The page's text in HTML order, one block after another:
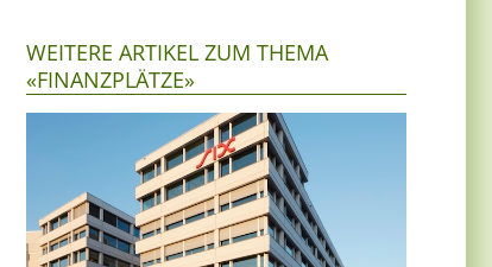
WEITERE ARTIKEL ZUM THEMA
«FINANZPLÄTZE»